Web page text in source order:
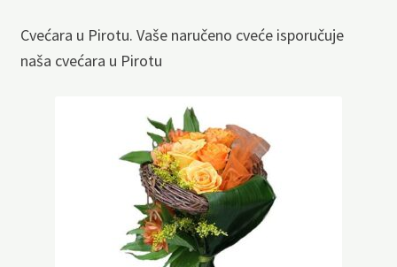
Cvećara u Pirotu. Vaše naručeno cveće isporučuje
naša cvećara u Pirotu